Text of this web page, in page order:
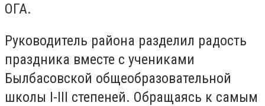
ОГА.
Руководитель района разделил радость
праздника вместе с учениками
Былбасовской общеобразовательной
школы I-III степеней. Обращаясь к самым